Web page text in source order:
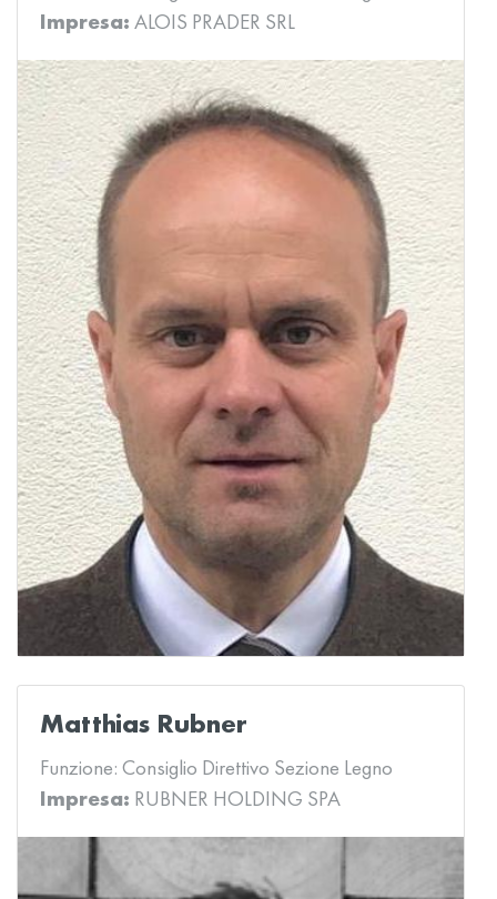
Impresa: ALOIS PRADER SRL
Matthias Rubner
Funzione: Consiglio Direttivo Sezione Legno
Impresa: RUBNER HOLDING SPA